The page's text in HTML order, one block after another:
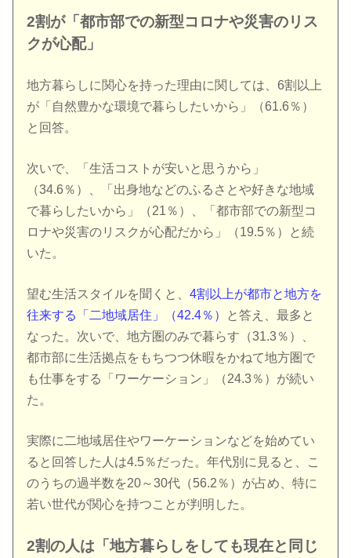
2割が「都市部での新型コロナや災害のリス
クが心配」
地方暮らしに関心を持った理由に関しては、6割以上
が「自然豊かな環境で暮らしたいから」（61.6％）
と回答。
次いで、「生活コストが安いと思うから」
（34.6％）、「出身地などのふるさとや好きな地域
で暮らしたいから」（21％）、「都市部での新型コ
ロナや災害のリスクが心配だから」（19.5％）と続
いた。
望む生活スタイルを聞くと、4割以上が都市と地方を
往来する「二地域居住」（42.4％）
と答え、最多と
なった。次いで、地方圏のみで暮らす（31.3％）、
都市部に生活拠点をもちつつ休暇をかねて地方圏で
も仕事をする「ワーケーション」（24.3％）が続い
た。
実際に二地域居住やワーケーションなどを始めてい
ると回答した人は4.5％だった。年代別に見ると、こ
のうちの過半数を20～30代（56.2％）が占め、特に
若い世代が関心を持つことが判明した。
2割の人は「地方暮らしをしても現在と同じ